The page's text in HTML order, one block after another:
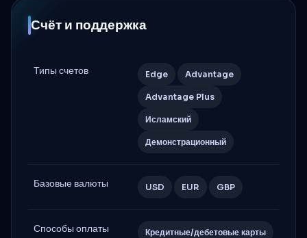
Счёт и поддержка
Типы счетов Edge Advantage
Advantage Plus
Исламский
Демонстрационный
Базовые валюты USD EUR GBP
Способы оплаты Кредитные/дебетовые карты